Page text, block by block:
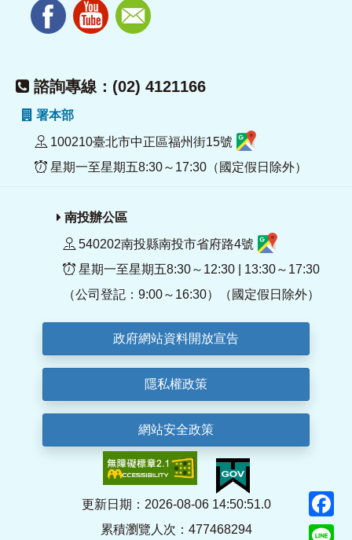
諮詢專線：(02) 4121166
署本部
100210臺北市中正區福州街15號
星期一至星期五8:30～17:30（國定假日除外）
南投辦公區
540202南投縣南投市省府路4號
星期一至星期五8:30～12:30 | 13:30～17:30
（公司登記：9:00～16:30）（國定假日除外）
政府網站資料開放宣告
隱私權政策
網站安全政策
更新日期：2026-08-06 14:50:51.0
累積瀏覽人次：477468294